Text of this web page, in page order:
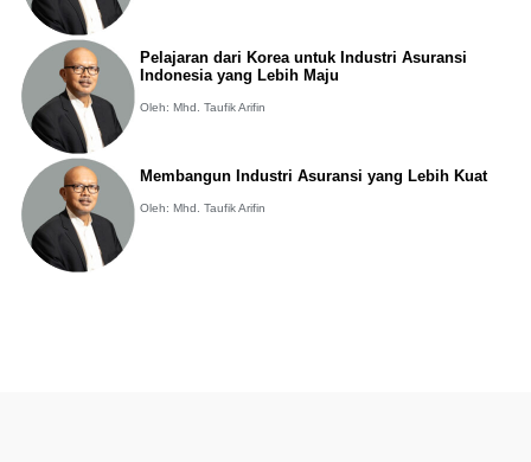
Pelajaran dari Korea untuk Industri Asuransi
Indonesia yang Lebih Maju
Oleh: Mhd. Taufik Arifin
Membangun Industri Asuransi yang Lebih Kuat
Oleh: Mhd. Taufik Arifin